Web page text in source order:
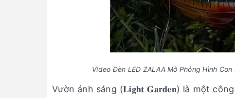
Video Đèn LED ZALAA Mô Phỏng Hình
Vườn ánh sáng (𝐋𝐢𝐠𝐡𝐭 𝐆𝐚𝐫𝐝𝐞𝐧) là một